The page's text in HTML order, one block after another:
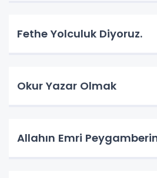
Fethe Yolculuk Diyoruz.
Okur Yazar Olmak
Allahın Emri